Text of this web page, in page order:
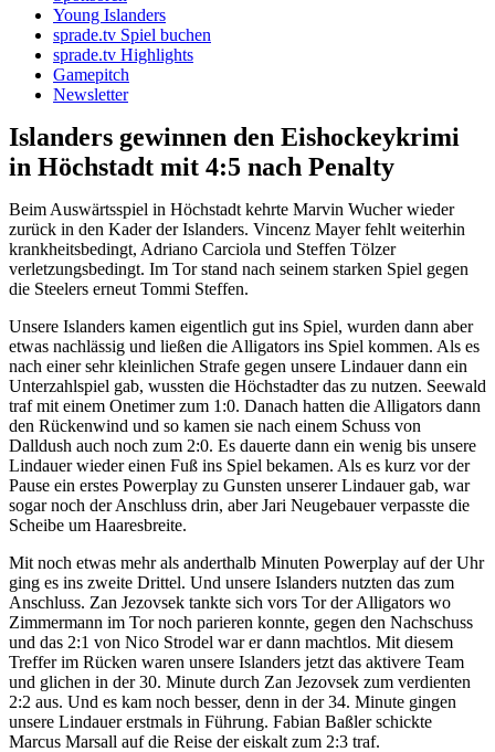
Young Islanders
sprade.tv Spiel buchen
sprade.tv Highlights
Gamepitch
Newsletter
Islanders gewinnen den Eishockeykrimi
in Höchstadt mit 4:5 nach Penalty
Beim Auswärtsspiel in Höchstadt kehrte Marvin Wucher wieder
zurück in den Kader der Islanders. Vincenz Mayer fehlt weiterhin
krankheitsbedingt, Adriano Carciola und Steffen Tölzer
verletzungsbedingt. Im Tor stand nach seinem starken Spiel gegen
die Steelers erneut Tommi Steffen.
Unsere Islanders kamen eigentlich gut ins Spiel, wurden dann aber
etwas nachlässig und ließen die Alligators ins Spiel kommen. Als es
nach einer sehr kleinlichen Strafe gegen unsere Lindauer dann ein
Unterzahlspiel gab, wussten die Höchstadter das zu nutzen. Seewald
traf mit einem Onetimer zum 1:0. Danach hatten die Alligators dann
den Rückenwind und so kamen sie nach einem Schuss von
Dalldush auch noch zum 2:0. Es dauerte dann ein wenig bis unsere
Lindauer wieder einen Fuß ins Spiel bekamen. Als es kurz vor der
Pause ein erstes Powerplay zu Gunsten unserer Lindauer gab, war
sogar noch der Anschluss drin, aber Jari Neugebauer verpasste die
Scheibe um Haaresbreite.
Mit noch etwas mehr als anderthalb Minuten Powerplay auf der Uhr
ging es ins zweite Drittel. Und unsere Islanders nutzten das zum
Anschluss. Zan Jezovsek tankte sich vors Tor der Alligators wo
Zimmermann im Tor noch parieren konnte, gegen den Nachschuss
und das 2:1 von Nico Strodel war er dann machtlos. Mit diesem
Treffer im Rücken waren unsere Islanders jetzt das aktivere Team
und glichen in der 30. Minute durch Zan Jezovsek zum verdienten
2:2 aus. Und es kam noch besser, denn in der 34. Minute gingen
unsere Lindauer erstmals in Führung. Fabian Baßler schickte
Marcus Marsall auf die Reise der eiskalt zum 2:3 traf.